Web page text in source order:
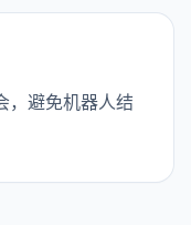
，避免机器人结